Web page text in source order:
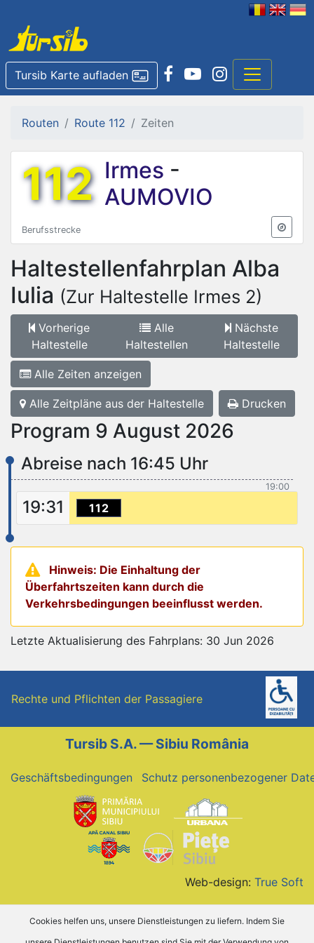
Tursib Karte aufladen
Routen Route 112 Zeiten
112 Irmes -
AUMOVIO
Berufsstrecke
Haltestellenfahrplan Alba
Iulia (Zur Haltestelle Irmes 2)
Vorherige
Haltestelle
Alle
Haltestellen
Nächste
Haltestelle
Alle Zeiten anzeigen
Alle Zeitpläne aus der Haltestelle Drucken
Program 9 August 2026
Abreise nach 16:45 Uhr
19:00
19:31 112
Hinweis: Die Einhaltung der
Überfahrtszeiten kann durch die
Verkehrsbedingungen beeinflusst werden.
Letzte Aktualisierung des Fahrplans: 30 Jun 2026
Rechte und Pflichten der Passagiere
Tursib S.A. — Sibiu România
Geschäftsbedingungen Schutz personenbezogener
Web-design: True Soft
Cookies helfen uns, unsere Dienstleistungen zu liefern. Indem Sie